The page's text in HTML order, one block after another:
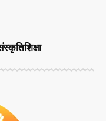
शिक्षा